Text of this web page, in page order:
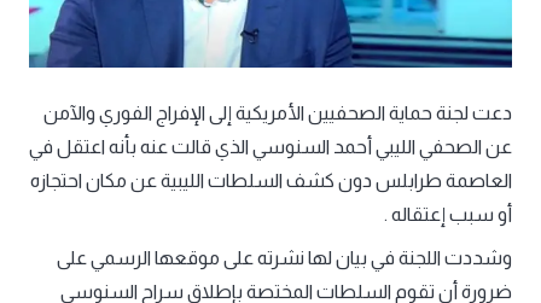
دعت لجنة حماية الصحفيين الأمريكية إلى الإفراج الفوري والآمن
عن الصحفي الليبي أحمد السنوسي الذي قالت عنه بأنه اعتقل في
العاصمة طرابلس دون كشف السلطات الليبية عن مكان احتجازه
أو سبب إعتقاله .
وشددت اللجنة في بيان لها نشرته على موقعها الرسمي على
ضرورة أن تقوم السلطات المختصة بإطلاق سراح السنوسي